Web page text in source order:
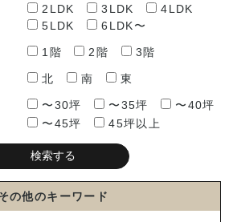
2LDK 3LDK
4LDK
5LDK
6LDK〜
1階 2階 3階
北 南 東
〜30坪 〜35坪
〜40坪
〜45坪
45坪以上
の他のキーワード